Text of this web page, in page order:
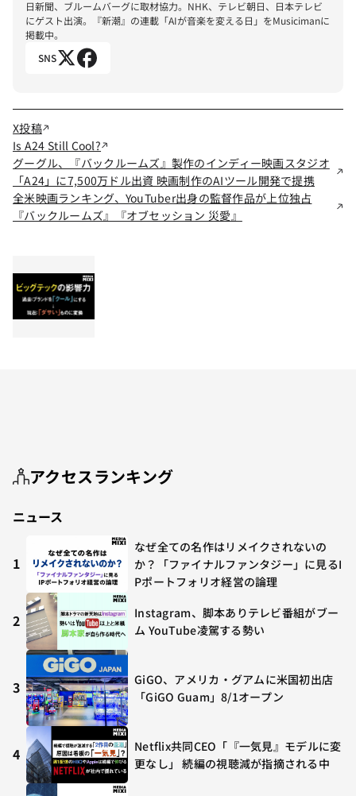
日新聞、ブルームバーグに取材協力。NHK、テレビ朝日、日本テレビ
にゲスト出演。『新潮』の連載「AIが音楽を変える日」をMusicimanに
掲載中。
SNS
X投稿
Is A24 Still Cool?
グーグル、『バックルームズ』製作のインディー映画スタジオ
「A24」に7,500万ドル出資 映画制作のAIツール開発で提携
全米映画ランキング、YouTuber出身の監督作品が上位独占
『バックルームズ』『オブセッション 災愛』
アクセスランキング
ニュース
1
なぜ全ての名作はリメイクされないの
か？「ファイナルファンタジー」に見るI
Pポートフォリオ経営の論理
2
Instagram、脚本ありテレビ番組がブー
ム YouTube凌駕する勢い
3
GiGO、アメリカ・グアムに米国初出店
「GiGO Guam」8/1オープン
4
Netflix共同CEO「『一気見』モデルに変
更なし」 続編の視聴減が指摘される中